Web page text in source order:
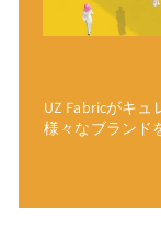
UZ Fabricがキ
様々なブランド